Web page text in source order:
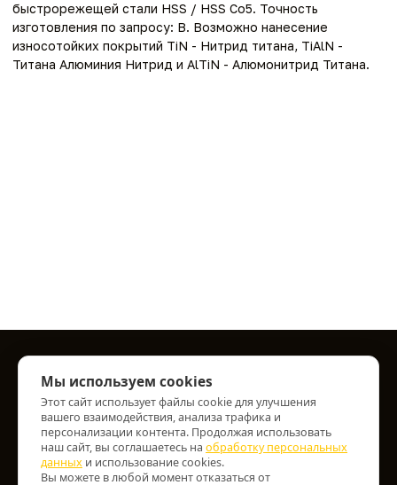
быстрорежещей стали HSS / HSS Co5. Точность
изготовления по запросу: B. Возможно нанесение
износотойких покрытий TiN - Нитрид титана, TiAlN -
Титана Алюминия Нитрид и AlTiN - Алюмонитрид Титана.
Информация
О нас
Информация о доставке
Персональные данные
Условия соглашения
Мы используем cookies
Этот сайт использует файлы cookie для улучшения
вашего взаимодействия, анализа трафика и
персонализации контента. Продолжая использовать
наш сайт, вы соглашаетесь на обработку персональных
данных и использование cookies.
Вы можете в любой момент отказаться от